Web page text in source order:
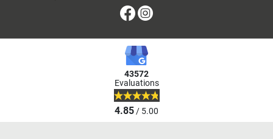
Facebook
43572
Evaluations
4.85/ 5.00